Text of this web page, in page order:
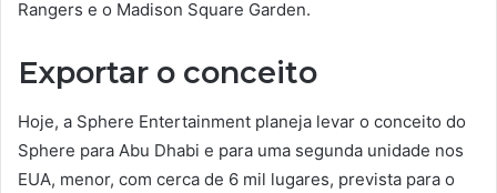
Rangers e o Madison Square Garden.
Exportar o conceito
Hoje, a Sphere Entertainment planeja levar o conceito do
Sphere para Abu Dhabi e para uma segunda unidade nos
EUA, menor, com cerca de 6 mil lugares, prevista para o